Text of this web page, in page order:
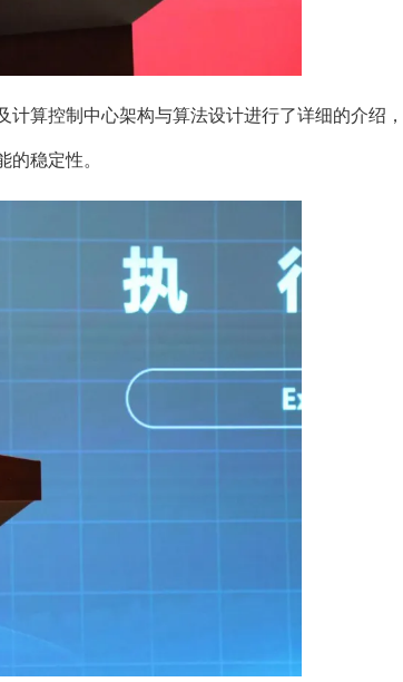
算控制中心架构与算法设计进行了详细的介绍，
稳定性。